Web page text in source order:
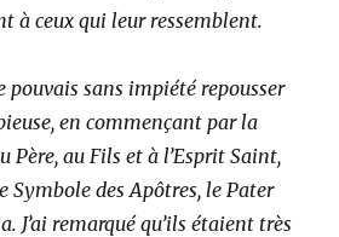
à ceux qui leur ressemblent.
pouvais sans impiété repousser
en commençant par la
Père, au Fils et à l’Esprit Saint,
Symbole des Apôtres, le Pater
J’ai remarqué qu’ils étaient très